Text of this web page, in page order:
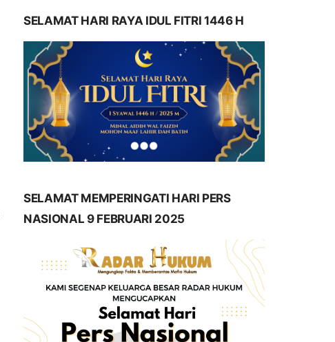
SELAMAT HARI RAYA IDUL FITRI 1446 H
SELAMAT MEMPERINGATI HARI PERS
NASIONAL 9 FEBRUARI 2025